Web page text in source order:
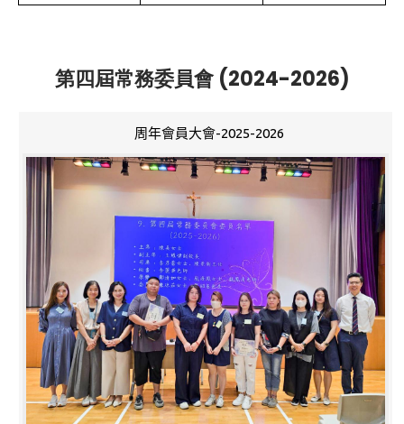
第四屆常務委員會 (2024-2026)
周年會員大會-2025-2026